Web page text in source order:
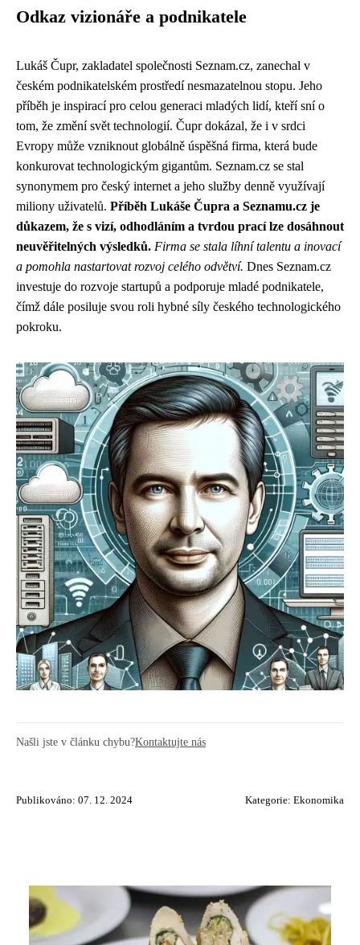
Odkaz vizionáře a podnikatele
Lukáš Čupr, zakladatel společnosti Seznam.cz, zanechal v
českém podnikatelském prostředí nesmazatelnou stopu. Jeho
příběh je inspirací pro celou generaci mladých lidí, kteří sní o
tom, že změní svět technologií. Čupr dokázal, že i v srdci
Evropy může vzniknout globálně úspěšná firma, která bude
konkurovat technologickým gigantům. Seznam.cz se stal
synonymem pro český internet a jeho služby denně využívají
miliony uživatelů. Příběh Lukáše Čupra a Seznamu.cz je
důkazem, že s vizí, odhodláním a tvrdou prací lze dosáhnout
neuvěřitelných výsledků. Firma se stala líhní talentu a inovací
a pomohla nastartovat rozvoj celého odvětví. Dnes Seznam.cz
investuje do rozvoje startupů a podporuje mladé podnikatele,
čímž dále posiluje svou roli hybné síly českého technologického
pokroku.
Našli jste v článku chybu?Kontaktujte nás
Publikováno: 07. 12. 2024 Kategorie: Ekonomika